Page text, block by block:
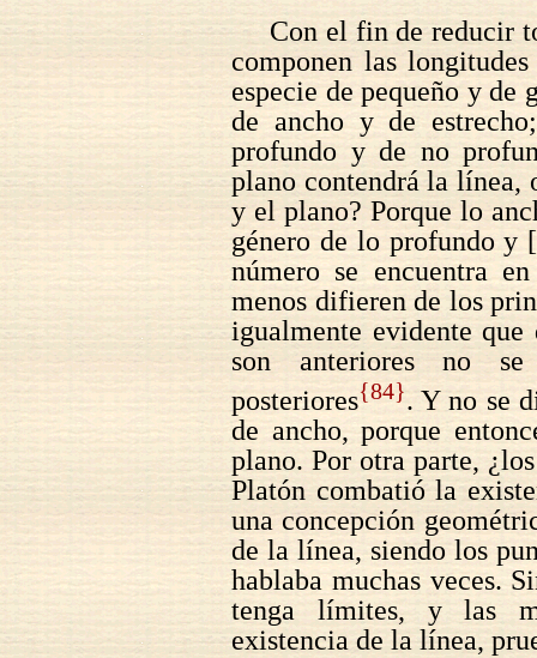
Con el fin de reducir
componen las
especie de pequeño y de
de ancho y de
profundo y de no
plano contendrá la línea,
y el plano? Porque lo
género de lo profundo y
número se encuentra
menos difieren de los
igualmente evidente que
son anteriores no
posteriores{84}. Y no se
de ancho, porque
plano. Por otra parte,
Platón combatió la
una concepción
de la línea, siendo los
hablaba muchas veces.
tenga límites, y las
existencia de la línea,